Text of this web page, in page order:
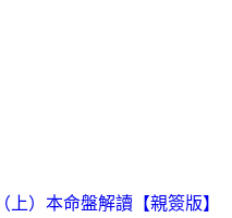
上）本命盤解讀【親簽版】